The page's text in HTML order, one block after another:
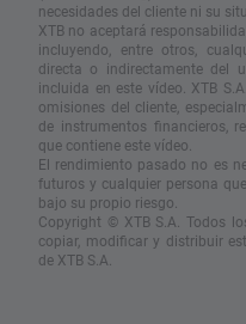
necesidades del cliente ni su
XTB no aceptará
incluyendo, entre otros,
directa o indirectamente del
incluida en este vídeo. XTB
omisiones del cliente,
de instrumentos financieros,
que contiene este vídeo.
El rendimiento pasado no es
futuros y cualquier persona
bajo su propio riesgo.
Copyright © XTB S.A. Todos
copiar, modificar y distribuir
de XTB S.A.